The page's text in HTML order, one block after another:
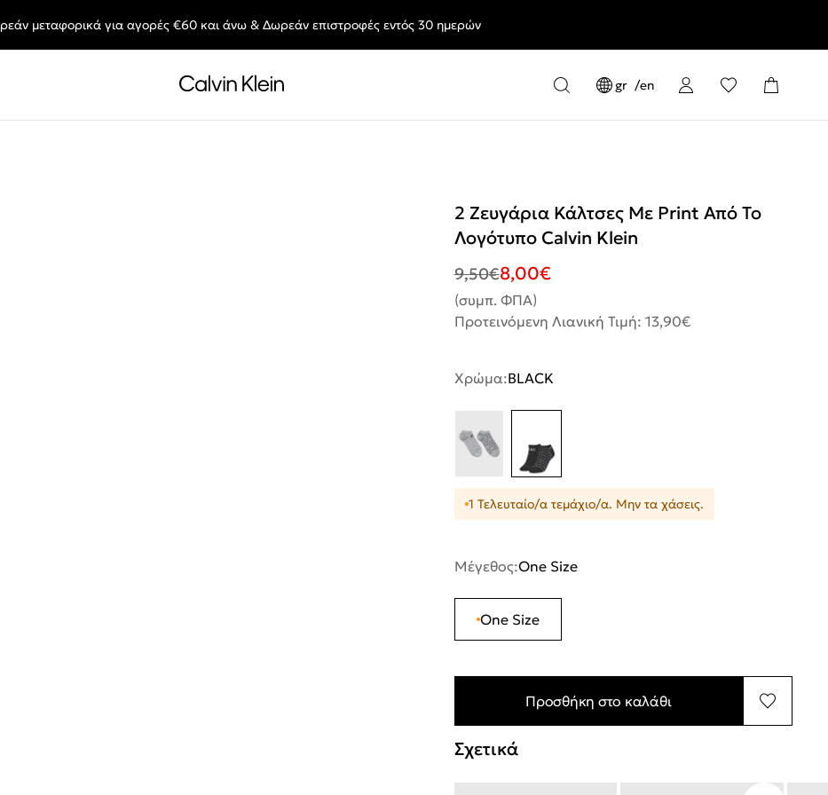
End of Season Deals: Αγαπημένα styles, στις τιμές που θες.
μεταφορικά για αγορές €60 και άνω & Δωρεάν επιστροφές εντός 30 ημερών
gr en
2 Ζευγάρια Κάλτσες Με Print Από Το
Λογότυπο Calvin Klein
9,50€8,00€
(συμπ. ΦΠΑ)
Προτεινόμενη Λιανική Τιμή: 13,90€
Χρώμα:BLACK
1 Τελευταίο/α τεμάχιο/α. Μην τα χάσεις.
Μέγεθος:One Size
One Size
Προσθήκη στο καλάθι
Σχετικά